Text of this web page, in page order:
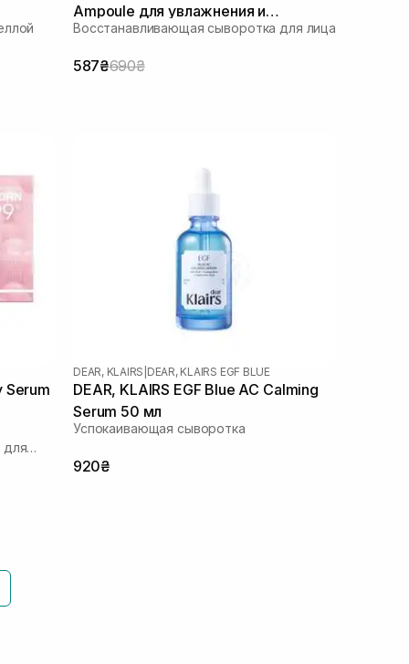
Ampoule для увлажнения и
укрепления барьера 30 мл
Восстанавливающая сыворотка для лица
587₴690₴
Serum
для
DEAR, KLAIRS DEAR, KLAIRS EGF BLUE
DEAR, KLAIRS EGF Blue AC Calming
Serum 50 мл
Успокаивающая сыворотка
920₴